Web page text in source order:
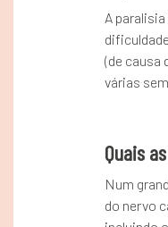
A
(de causa
várias
Quais
Num
do nervo